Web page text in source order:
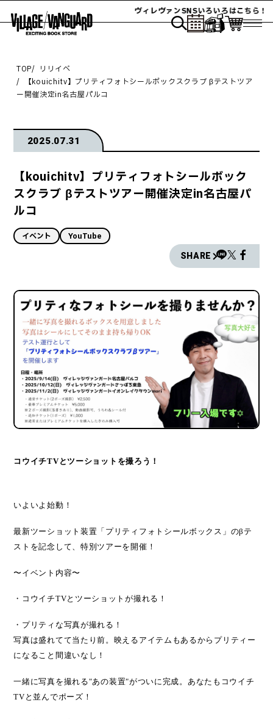
ヴィレヴァンSNSいろいろはこちら！
TOP
リリイベ
【kouichitv】プリティフォトシールボックスクラブ βテストツア
ー開催決定in名古屋パルコ
2025.07.31
【kouichitv】プリティフォトシールボック
スクラブ βテストツアー開催決定in名古屋パ
ルコ
イベント YouTube
SHARE
コウイチTVとツーショットを撮ろう！
いよいよ始動！
最新ツーショット装置「プリティフォトシールボックス」のβ テ
ストを記念して、特別ツアーを開催！
〜イベント内容〜
・コウイチTVとツーショットが撮れる！
・プリティな写真が撮れる！
写真は盛れてて当たり前。映えるアイテムもあるからプリティー
になること間違いなし！
一緒に写真を撮れる"あの装置"がついに完成。あなたもコウイチ
TV と並んでポーズ！